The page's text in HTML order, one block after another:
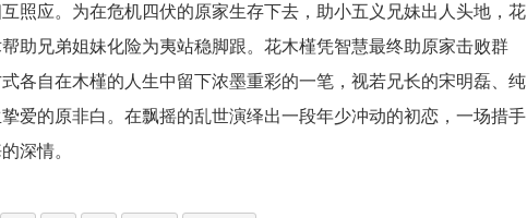
照应。为在危机四伏的原家生存下去，助小五义兄妹出人头地，花
助兄弟姐妹化险为夷站稳脚跟。花木槿凭智慧最终助原家击败群
各自在木槿的人生中留下浓墨重彩的一笔，视若兄长的宋明磊、纯
爱的原非白。在飘摇的乱世演绎出一段年少冲动的初恋，一场措手
深情。
胡歌薛佳凝美国约会再续前缘？